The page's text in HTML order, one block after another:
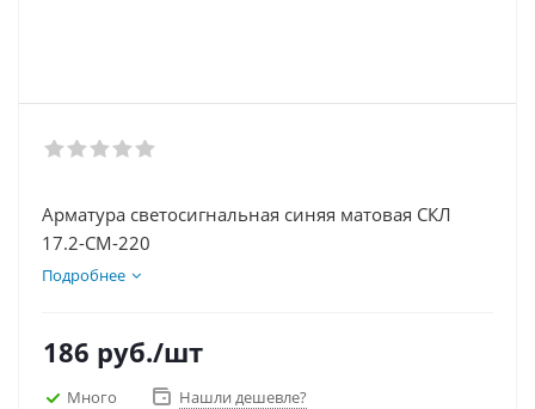
Арматура светосигнальная синяя матовая СКЛ
17.2-СМ-220
Подробнее
186 руб./шт
Много Нашли дешевле?